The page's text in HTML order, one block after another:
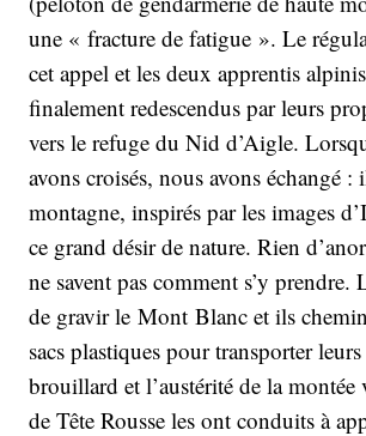
une « fracture de fatigue ». Le
cet appel et les deux apprentis
finalement redescendus par leurs
vers le refuge du Nid d’Aigle.
avons croisés, nous avons échangé :
montagne, inspirés par les images
ce grand désir de nature. Rien
ne savent pas comment s’y prendre.
de gravir le Mont Blanc et ils
sacs plastiques pour transporter
brouillard et l’austérité de la montée
de Tête Rousse les ont conduits à